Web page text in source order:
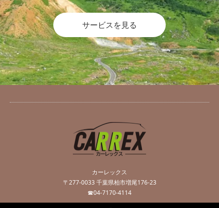
サービスを見る
カーレックス
〒277-0033 千葉県柏市増尾176-23
☎04-7170-4114